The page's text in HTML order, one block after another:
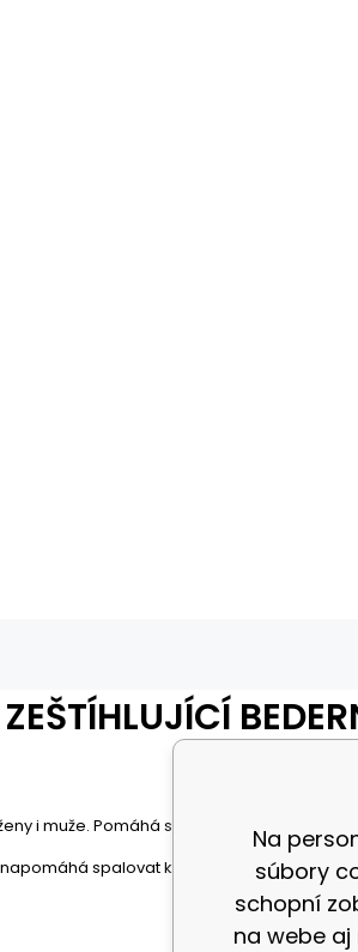
i muže. Pomáhá skrýt nadváhu a
spalovat kalorie a snížit
Na
súbory
schopní
na webe